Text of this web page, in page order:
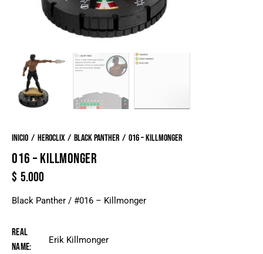
Inicio Heroclix Black Panther 016 – Killmonger
016 – KILLMONGER
$ 5.000
Black Panther / #016 – Killmonger
Real
Name
Erik Killmonger